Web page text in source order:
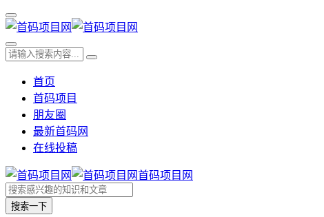
首页
首码项目
朋友圈
最新首码网
在线投稿
首码项目网
搜索一下